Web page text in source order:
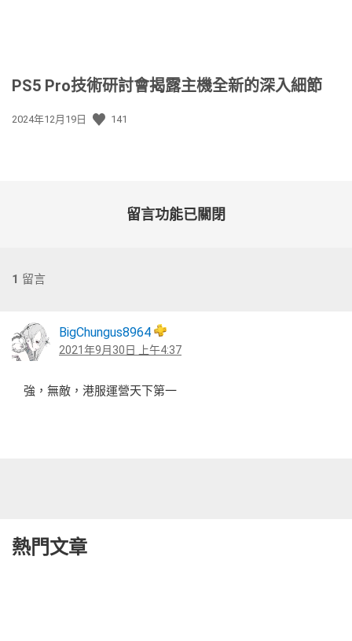
PS5 Pro技術研討會揭露主機全新的深入細節
發
2024年12月19日 141
留言功能已關閉
1 留言
BigChungus8964
2021年9月30日 上午4:37
強，無敵，港服運營天下第一
熱門文章